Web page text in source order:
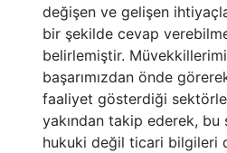
değişen ve gelişen
bir şekilde cevap
belirlemiştir.
başarımızdan önde
faaliyet gösterdiği
yakından takip ederek,
hukuki değil ticari bilgileri